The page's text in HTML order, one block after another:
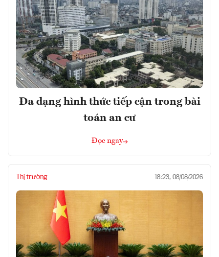
Đa dạng hình thức tiếp cận trong bài
toán an cư
Đọc ngay
Thị trường 18:23, 08/08/2026